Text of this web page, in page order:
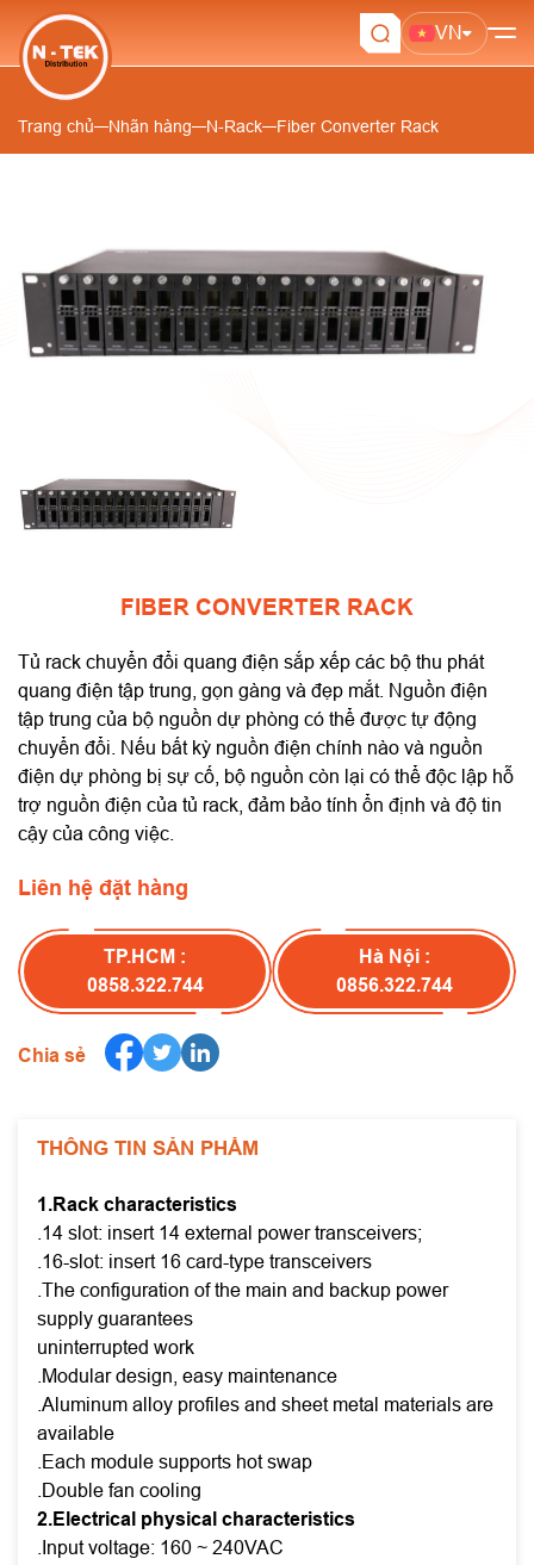
VN
Trang chủ Nhãn hàng N-Rack Fiber Converter Rack
FIBER CONVERTER RACK
Tủ rack chuyển đổi quang điện sắp xếp các bộ thu phát
quang điện tập trung, gọn gàng và đẹp mắt. Nguồn điện
tập trung của bộ nguồn dự phòng có thể được tự động
chuyển đổi. Nếu bất kỳ nguồn điện chính nào và nguồn
điện dự phòng bị sự cố, bộ nguồn còn lại có thể độc lập hỗ
trợ nguồn điện của tủ rack, đảm bảo tính ổn định và độ tin
cậy của công việc.
Liên hệ đặt hàng
TP.HCM :
0858.322.744
Hà Nội :
0856.322.744
Chia sẻ
THÔNG TIN SẢN PHẨM
1.Rack characteristics
.14 slot: insert 14 external power transceivers;
.16-slot: insert 16 card-type transceivers
.The configuration of the main and backup power
supply guarantees
uninterrupted work
.Modular design, easy maintenance
.Aluminum alloy profiles and sheet metal materials are
available
.Each module supports hot swap
.Double fan cooling
2.Electrical physical characteristics
.Input voltage: 160 ~ 240VAC